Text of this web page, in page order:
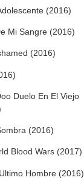
(2016)
Mi Sangre (2016)
(2016)
Duelo En El Viejo
(2016)
Blood Wars (2017)
Hombre (2016)